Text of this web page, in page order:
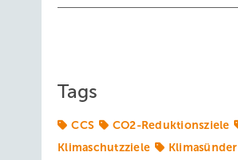
Tags
CCS CO2-Reduktionsziele
Klimaschutzziele
Klimasünder